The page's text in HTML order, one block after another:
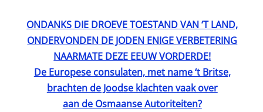
ONDANKS DIE DROEVE TOESTAND VAN ‘T LAND,
ONDERVONDEN DE JODEN ENIGE VERBETERING
NAARMATE DEZE EEUW VORDERDE!
De Europese consulaten, met name ‘t Britse,
brachten de Joodse klachten vaak over
aan de Osmaanse Autoriteiten?